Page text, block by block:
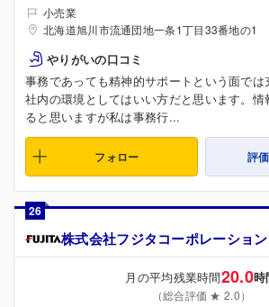
小売業
北海道旭川市流通団地一条1丁目33番地の1
やりがいの口コミ
事務であっても精神的サポートという面では
社内の環境としてはいい方だと思います。
ると思いますが私は事務行...
フォロー 評
26
株式会社フジタコーポレーション
月の平均残業時間20.0時
（総合評価 ★ 2.0）